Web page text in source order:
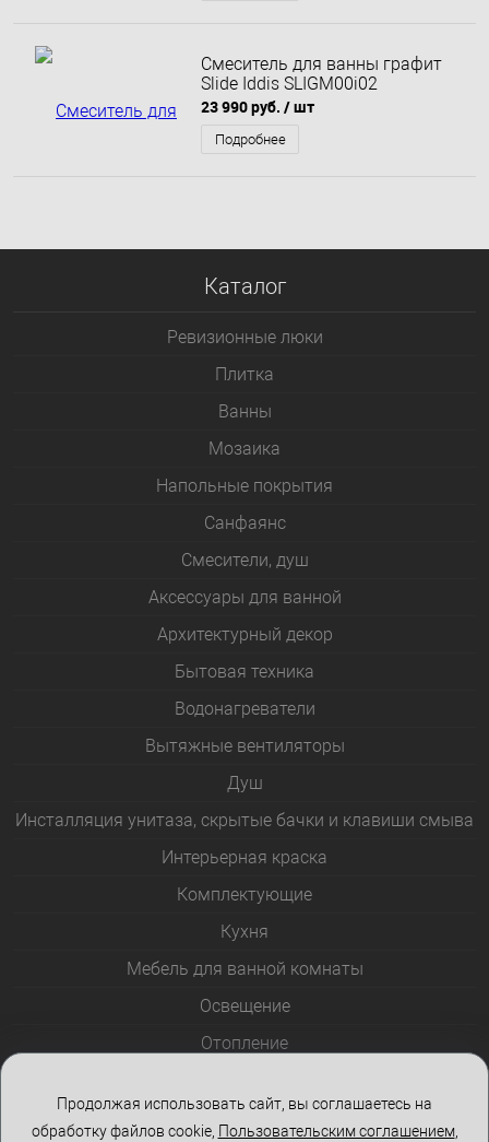
Смеситель для ванны графит
Slide Iddis SLIGM00i02
23 990 руб. / шт
Подробнее
Каталог
Ревизионные люки
Плитка
Bанны
Мозаика
Напольные покрытия
Санфаянс
Смесители, душ
Аксессуары для ванной
Архитектурный декор
Бытовая техника
Водонагреватели
Вытяжные вентиляторы
Душ
Инсталляция унитаза, скрытые бачки и клавиши смыва
Интерьерная краска
Комплектующие
Кухня
Мебель для ванной комнаты
Освещение
Отопление
Розетки и выключатели
Продолжая использовать сайт, вы соглашаетесь на
обработку файлов cookie, Пользовательским соглашением,